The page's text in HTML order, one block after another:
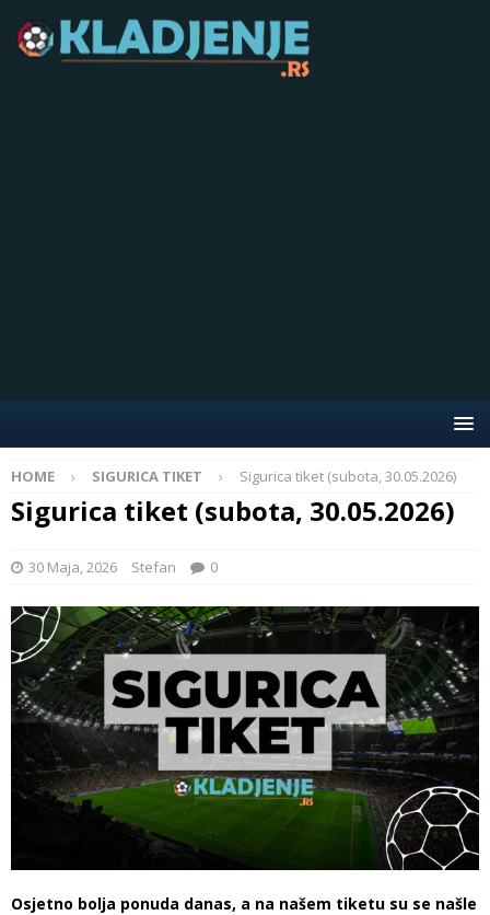
HOME SIGURICA TIKET Sigurica tiket (subota, 30.05.2026)
Sigurica tiket (subota, 30.05.2026)
30 Maja, 2026 Stefan 0
Osjetno bolja ponuda danas, a na našem tiketu su se našle